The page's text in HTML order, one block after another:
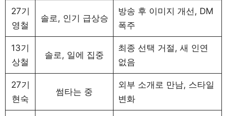
27기
영철
솔로, 인기 급상승
방송 후 이미지 개선, DM
폭주
13기
상철
솔로, 일에 집중
최종 선택 거절, 새 인연
없음
27기
현숙
썸타는 중
외부 소개로 만남, 스타일
변화